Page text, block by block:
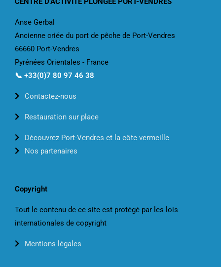
Anse Gerbal
Ancienne criée du port de pêche de Port-Vendres
66660 Port-Vendres
Pyrénées Orientales - France
📞 +33(0)7 80 97 46 38
Contactez-nous
Restauration sur place
Découvrez Port-Vendres et la côte vermeille
Nos partenaires
Copyright
Tout le contenu de ce site est protégé par les lois
internationales de copyright
Mentions légales